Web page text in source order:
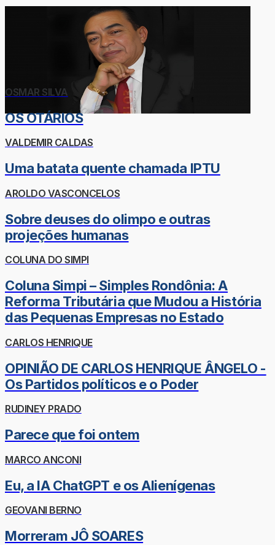
OSMAR SILVA
OS OTÁRIOS
VALDEMIR CALDAS
Uma batata quente chamada IPTU
AROLDO VASCONCELOS
Sobre deuses do olimpo e outras
projeções humanas
COLUNA DO SIMPI
Coluna Simpi – Simples Rondônia: A
Reforma Tributária que Mudou a História
das Pequenas Empresas no Estado
CARLOS HENRIQUE
OPINIÃO DE CARLOS HENRIQUE ÂNGELO -
Os Partidos políticos e o Poder
RUDINEY PRADO
Parece que foi ontem
MARCO ANCONI
Eu, a IA ChatGPT e os Alienígenas
GEOVANI BERNO
Morreram JÔ SOARES